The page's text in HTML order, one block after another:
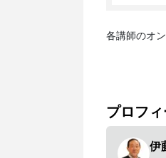
各講師のオ
プロフ
伊